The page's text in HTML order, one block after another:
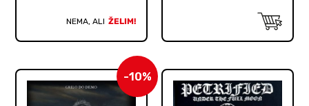
NEMA, ALI ŽELIM!
-10%